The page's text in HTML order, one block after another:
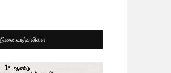
நினைவஞ்சலிகள்